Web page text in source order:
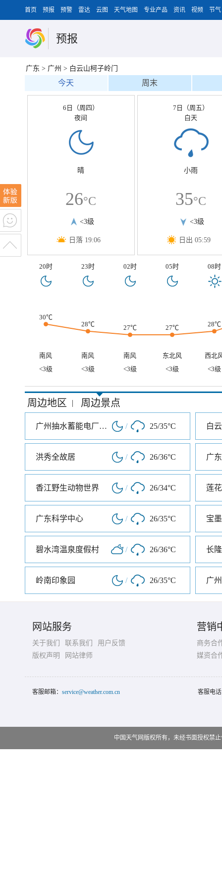
首页 预报 预警 雷达 云图 天气地图 专业产品 资讯 视频 节气
预报
广东 > 广州 > 白云山柯子岭门
今天 周末
6日（周四）
夜间
晴
26°C
<3级
日落 19:06
7日（周五）
白天
小雨
35°C
<3级
日出 05:59
20时 23时 02时 05时 08时
30℃
28℃
27℃ 27℃ 28℃
南风 南风 南风 东北风
西北
<3级
<3级 <3级 <3级 <3级
周边地区 | 周边景点
广州抽水蓄能电厂旅游度假区 / 25/35°C 白
洪秀全故居 / 26/36°C 广
香江野生动物世界 / 26/34°C 莲
广东科学中心 / 26/35°C 宝
碧水湾温泉度假村 / 26/36°C 长
岭南印象园 / 26/35°C
网站服务
关于我们 联系我们
用户反馈
版权声明
网站律师
营销
商务合
媒资合
客服邮箱： service@weather.com.cn 客服电
中国天气网版权所有，未经书面授权